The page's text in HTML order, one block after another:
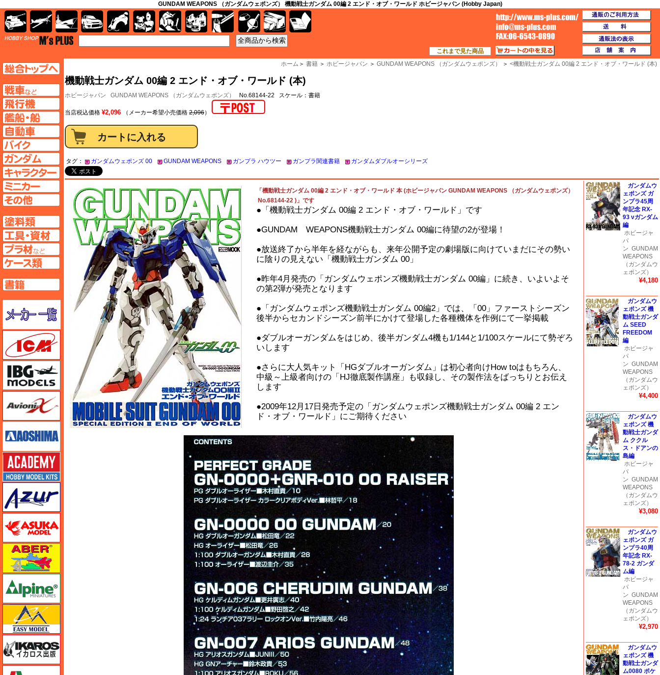
GUNDAM WEAPONS （ガンダムウェポンズ） 機動戦士ガンダム 00編 2 エンド・オブ・ワールド ホビージャパン (Hobby Japan)
ホーム ＞ 書籍 ＞ ホビージャパン ＞ GUNDAM WEAPONS （ガンダムウェポンズ） ＞ <機動戦士ガンダム 00編 2 エンド・オブ・ワールド (本)
機動戦士ガンダム 00編 2 エンド・オブ・ワールド (本)
ホビージャパン GUNDAM WEAPONS （ガンダムウェポンズ） No.68144-22 スケール：書籍
当店税込価格 ¥2,096 （メーカー希望小売価格 2,096）
タグ： ガンダムウェポンズ 00 GUNDAM WEAPONS ガンプラ ハウツー ガンプラ関連書籍 ガンダムダブルオーシリーズ
「機動戦士ガンダム 00編 2 エンド・オブ・ワールド 本 (ホビージャパン GUNDAM WEAPONS （ガンダムウェポンズ）
No.68144-22 )」です
●「機動戦士ガンダム 00編 2 エンド・オブ・ワールド」です
●GUNDAM WEAPONS機動戦士ガンダム 00編に待望の2が登場！
●放送終了から半年を経ながらも、来年公開予定の劇場版に向けていまだにその勢い
に陰りの見えない「機動戦士ガンダム 00」
●昨年4月発売の「ガンダムウェポンズ機動戦士ガンダム 00編」に続き、いよいよそ
の第2弾が発売となります
●「ガンダムウェポンズ機動戦士ガンダム 00編2」では、「00」ファーストシーズン
後半からセカンドシーズン前半にかけて登場した各種機体を作例にて一挙掲載
●ダブルオーガンダムをはじめ、後半ガンダム4機も1/144と1/100スケールにて勢ぞろ
いします
●さらに大人気キット「HGダブルオーガンダム」は初心者向けHow toはもちろん、
中級～上級者向けの「HJ徹底製作講座」も収録し、その製作法をばっちりとお伝え
します
●2009年12月17日発売予定の「ガンダムウェポンズ機動戦士ガンダム 00編 2 エン
ド・オブ・ワールド」にご期待ください
ガンダムウ
ェポンズ ガ
ンプラ45周
年記念 RX-
93 νガンダム
編
ホビージャ
パ
ン GUNDAM
WEAPONS
（ガンダムウ
ェポンズ）
¥4,180
ガンダムウ
ェポンズ 機
動戦士ガンダ
ム SEED
FREEDOM
編
ホビージャ
パ
ン GUNDAM
WEAPONS
（ガンダムウ
ェポンズ）
¥4,400
ガンダムウ
ェポンズ 機
動戦士ガンダ
ム ククル
ス・ドアンの
島編
ホビージャ
パ
ン GUNDAM
WEAPONS
（ガンダムウ
ェポンズ）
¥3,080
ガンダムウ
ェポンズ ガ
ンプラ40周
年記念 RX-
78-2 ガンダ
ム編
ホビージャ
パ
ン GUNDAM
WEAPONS
（ガンダムウ
ェポンズ）
¥2,970
ガンダムウ
ェポンズ 機
動戦士ガンダ
ム0080 ポケ
AFV
艦船ページへ
自動車ページへ
バイクページへ
キャラクターページへ
その他ページへ
塗料ページへ
工具ページへ
プラ材ページへ
ケースページへ
書籍ページへ
メーカー一覧のページはこちら
Avioni-X（アヴィオニクス）
アオシマ
AFV 飛行機 艦船 自動車 バイク キャラクターガンダム 塗料 工具 資材 ケース
これまで見た商品
カートの中を見る